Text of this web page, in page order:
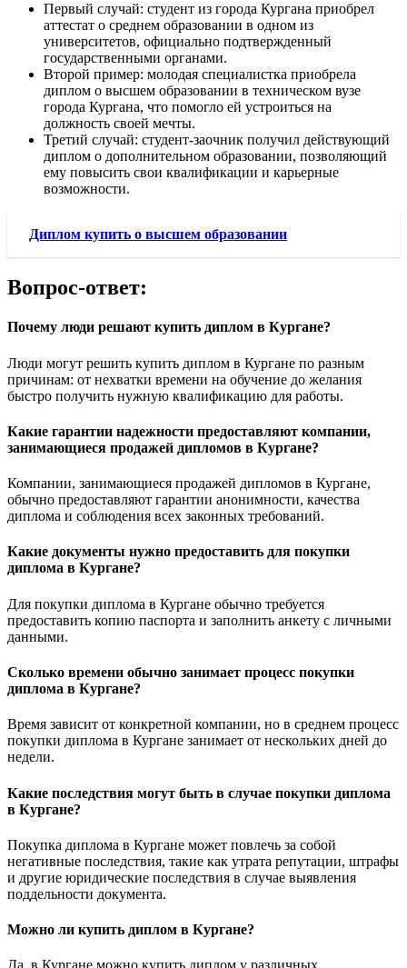
Первый случай: студент из города Кургана приобрел
аттестат о среднем образовании в одном из
университетов, официально подтвержденный
государственными органами.
Второй пример: молодая специалистка приобрела
диплом о высшем образовании в техническом вузе
города Кургана, что помогло ей устроиться на
должность своей мечты.
Третий случай: студент-заочник получил действующий
диплом о дополнительном образовании, позволяющий
ему повысить свои квалификации и карьерные
возможности.
Диплом купить о высшем образовании
Вопрос-ответ:
Почему люди решают купить диплом в Кургане?
Люди могут решить купить диплом в Кургане по разным
причинам: от нехватки времени на обучение до желания
быстро получить нужную квалификацию для работы.
Какие гарантии надежности предоставляют компании,
занимающиеся продажей дипломов в Кургане?
Компании, занимающиеся продажей дипломов в Кургане,
обычно предоставляют гарантии анонимности, качества
диплома и соблюдения всех законных требований.
Какие документы нужно предоставить для покупки
диплома в Кургане?
Для покупки диплома в Кургане обычно требуется
предоставить копию паспорта и заполнить анкету с личными
данными.
Сколько времени обычно занимает процесс покупки
диплома в Кургане?
Время зависит от конкретной компании, но в среднем процесс
покупки диплома в Кургане занимает от нескольких дней до
недели.
Какие последствия могут быть в случае покупки диплома
в Кургане?
Покупка диплома в Кургане может повлечь за собой
негативные последствия, такие как утрата репутации, штрафы
и другие юридические последствия в случае выявления
поддельности документа.
Можно ли купить диплом в Кургане?